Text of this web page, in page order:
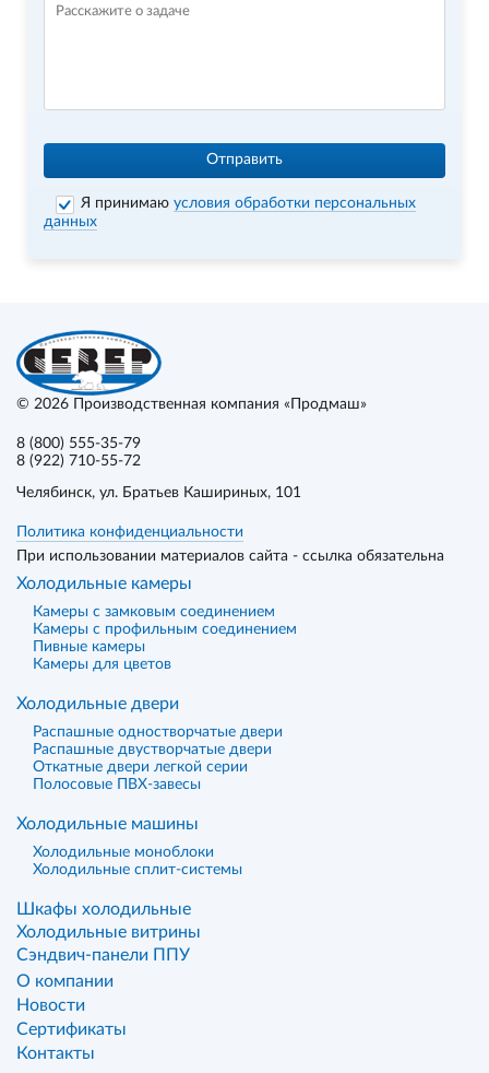
Отправить
Я принимаюусловия обработки персональных
данных
© 2026 Производственная компания «Продмаш»
8 (800) 555-35-79
8 (922) 710-55-72
Челябинск, ул. Братьев Кашириных, 101
Политика конфиденциальности
При использовании материалов сайта - ссылка обязательна
Холодильные камеры
Камеры с замковым соединением
Камеры с профильным соединением
Пивные камеры
Камеры для цветов
Холодильные двери
Распашные одностворчатые двери
Распашные двустворчатые двери
Откатные двери легкой серии
Полосовые ПВХ-завесы
Холодильные машины
Холодильные моноблоки
Холодильные сплит-системы
Шкафы холодильные
Холодильные витрины
Сэндвич-панели ППУ
О компании
Новости
Сертификаты
Контакты